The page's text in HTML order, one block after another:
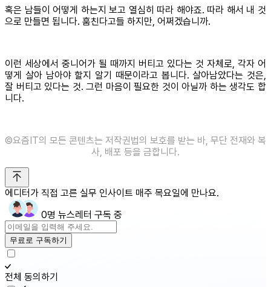
혹은 남들이 어떻게 하는지 보고 열심히 따라 해야죠. 따라 해서 내 것
으로 만들면 됩니다. 훔친다고들 하지만, 어쩌겠습니까.
이런 세상에서 중니어가 될 때까지 버티고 있다는 것 자체로, 각자 어
떻게 살아 남아야 할지 알기 때문이라고 봅니다. 살아남았다는 것은,
잘 버티고 있다는 것. 그런 마음이 필요한 것이 아닐까 하는 생각도 합
니다.
©️요즘IT의 모든 콘텐츠는 저작권법의 보호를 받는 바, 무단 전재와 복
사, 배포 등을 금합니다.
에디터가 직접 고른 실무 인사이트 매주 목요일에 만나요.
0명 뉴스레터 구독 중
무료로 구독하기
전체 동의하기